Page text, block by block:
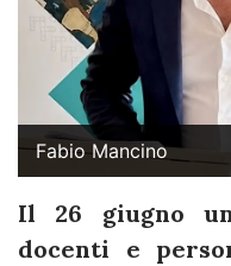
Fabio Mancino
Il 26 giugno
docenti e